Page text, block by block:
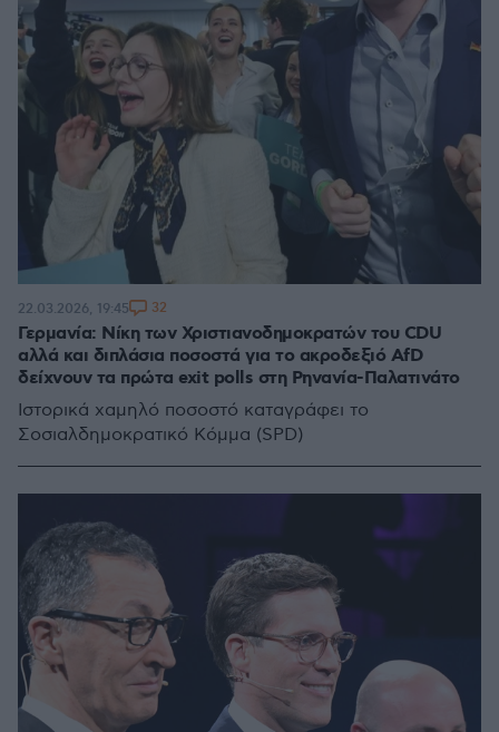
Γερμανία: Νίκη των Χριστιανοδημοκρατών του CDU
αλλά και διπλάσια ποσοστά για το ακροδεξιό AfD
δείχνουν τα πρώτα exit polls στη Ρηνανία-Παλατινάτο
Iστορικά χαμηλό ποσοστό καταγράφει το
Σοσιαλδημοκρατικό Κόμμα (SPD)
22.03.2026, 19:45 32